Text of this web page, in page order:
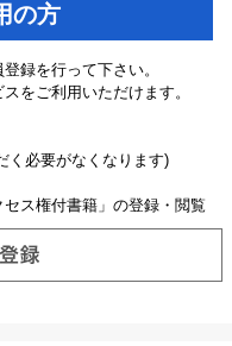
の方
録を行って下さい。
をご利用いただけます。
く必要がなくなります)
ス権付書籍」の登録・閲覧